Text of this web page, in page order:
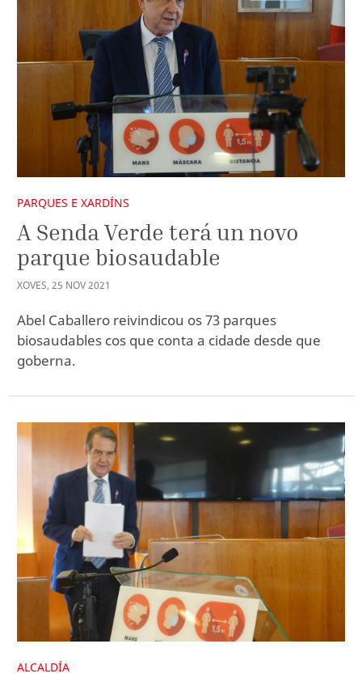
PARQUES E XARDÍNS
A Senda Verde terá un novo
parque biosaudable
XOVES, 25 NOV2021
Abel Caballero reivindicou os 73 parques
biosaudables cos que conta a cidade desde que
goberna.
ALCALDÍA